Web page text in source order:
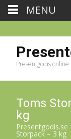
Presentgodis online
Toms
kg
Presentgodis.se
Storpack – 3 kg
MENU